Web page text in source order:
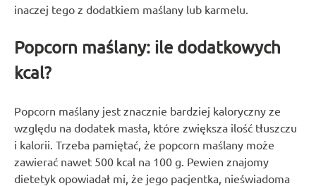
inaczej tego z dodatkiem maślany lub karmelu.
Popcorn maślany: ile dodatkowych
kcal?
Popcorn maślany jest znacznie bardziej kaloryczny ze
względu na dodatek masła, które zwiększa ilość tłuszczu
i kalorii. Trzeba pamiętać, że popcorn maślany może
zawierać nawet 500 kcal na 100 g. Pewien znajomy
dietetyk opowiadał mi, że jego pacjentka, nieświadoma